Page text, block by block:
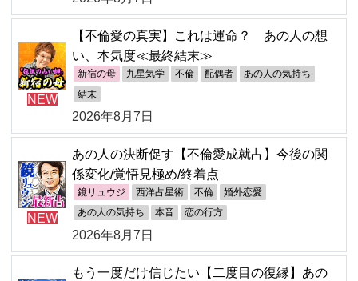
NEW
【不倫愛の真実】これは運命？ あの人の想
い、本気度≪最終結末≫
新宿の母 九星気学 不倫 配偶者 あの人の気持ち
結末
2026年8月7日
NEW
あの人の決断促す【不倫愛成就占】今後の関
係変化/覚悟見極め/終着点
鏡リュウジ 西洋占星術 不倫 婚外恋愛
あの人の気持ち 本音 恋の行方
2026年8月7日
もう一度だけ信じたい【二度目の復縁】あの